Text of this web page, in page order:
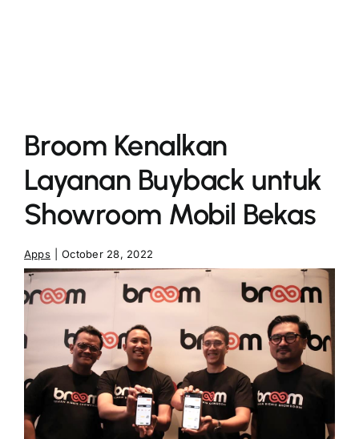
Broom Kenalkan
Layanan Buyback untuk
Showroom Mobil Bekas
Apps October 28, 2022